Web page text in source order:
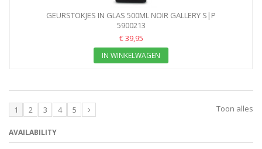
GEURSTOKJES IN GLAS 500ML NOIR GALLERY S|P
5900213
€ 39,95
IN WINKELWAGEN
Toon alles
1 2 3 4 5
AVAILABILITY